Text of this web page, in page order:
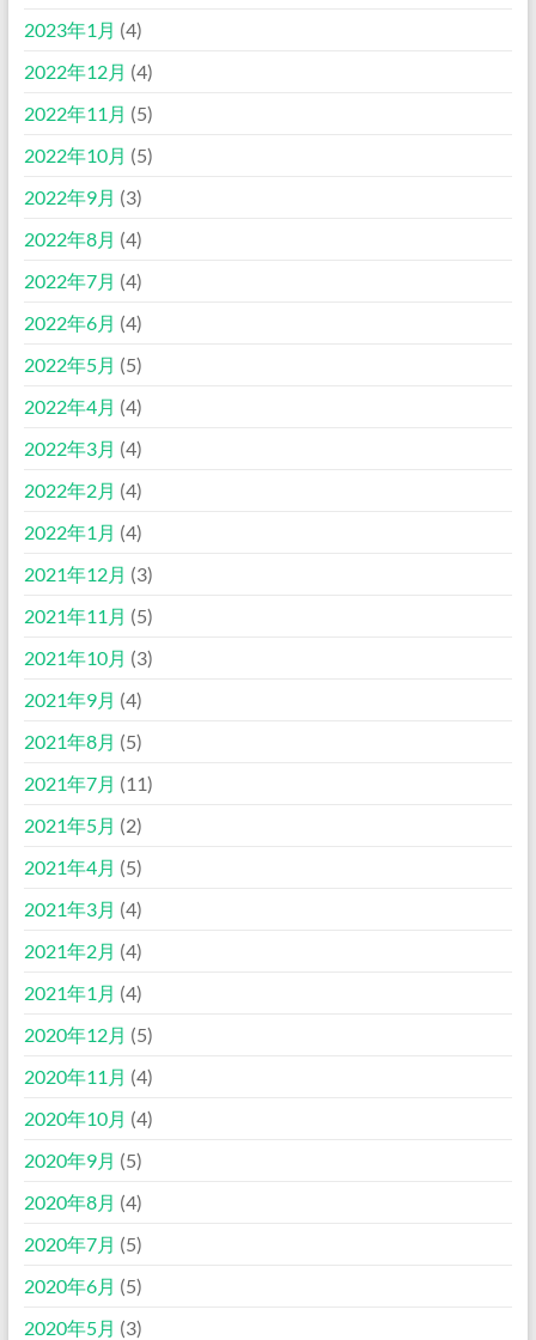
2023年1月 (4)
2022年12月 (4)
2022年11月 (5)
2022年10月 (5)
2022年9月 (3)
2022年8月 (4)
2022年7月 (4)
2022年6月 (4)
2022年5月 (5)
2022年4月 (4)
2022年3月 (4)
2022年2月 (4)
2022年1月 (4)
2021年12月 (3)
2021年11月 (5)
2021年10月 (3)
2021年9月 (4)
2021年8月 (5)
2021年7月 (11)
2021年5月 (2)
2021年4月 (5)
2021年3月 (4)
2021年2月 (4)
2021年1月 (4)
2020年12月 (5)
2020年11月 (4)
2020年10月 (4)
2020年9月 (5)
2020年8月 (4)
2020年7月 (5)
2020年6月 (5)
2020年5月 (3)